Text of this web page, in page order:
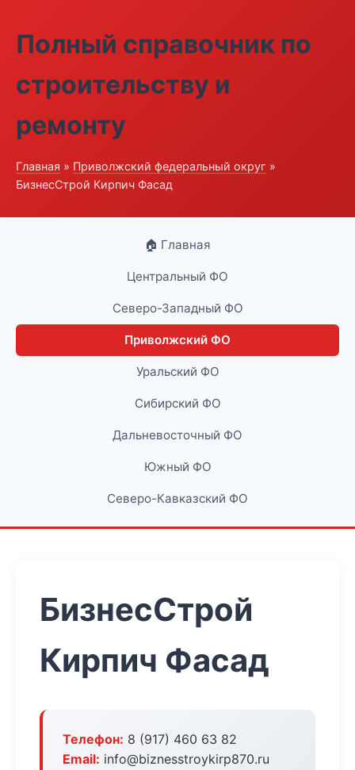
Полный справочник по
строительству и
ремонту
Главная » Приволжский федеральный округ »
БизнесСтрой Кирпич Фасад
🏠 Главная
Центральный ФО
Северо-Западный ФО
Приволжский ФО
Уральский ФО
Сибирский ФО
Дальневосточный ФО
Южный ФО
Северо-Кавказский ФО
БизнесСтрой
Кирпич Фасад
Телефон: 8 (917) 460 63 82
Email: info@biznesstroykirp870.ru